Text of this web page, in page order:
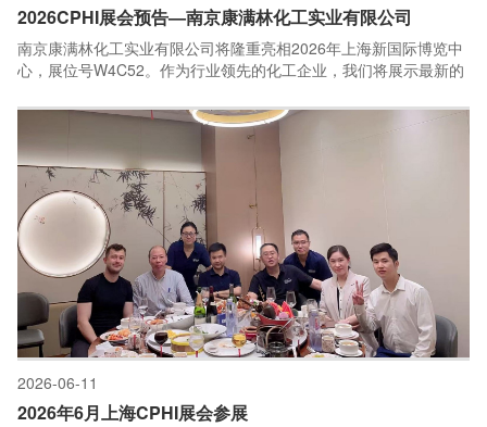
2026CPHI展会预告—南京康满林化工实业有限公司
南京康满林化工实业有限公司将隆重亮相2026年上海新国际博览中
心，展位号W4C52。作为行业领先的化工企业，我们将展示最新的
展会期间，我们的专业团队将为您详细介绍产品优势，并分享行业
前沿动态。诚邀各界合作伙伴莅临展位，共话发展，共创未来！
2026-06-11
2026年6月上海CPHI展会参展